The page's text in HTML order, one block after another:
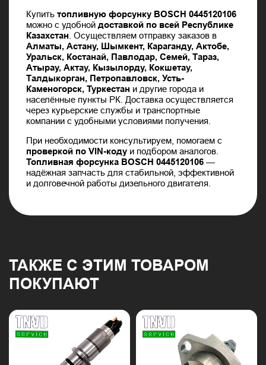
Купитьтопливную форсунку BOSCH 0445120106
можно с удобнойдоставкой по всей Республике
Казахстан . Осуществляем отправку заказов в
Алматы, Астану, Шымкент, Караганду, Актобе,
Уральск, Костанай, Павлодар, Семей, Тараз,
Атырау, Актау, Кызылорду, Кокшетау,
Талдыкорган, Петропавловск, Усть-
Каменогорск, Туркестан и другие города и
населённые пункты РК. Доставка осуществляется
через курьерские службы и транспортные
компании с удобными условиями получения.
При необходимости консультируем, помогаем с
проверкой по VIN-коду и подбором аналогов.
Топливная форсунка BOSCH 0445120106 —
надёжная запчасть для стабильной, эффективной
и долговечной работы дизельного двигателя.
ТАКЖЕ С ЭТИМ ТОВАРОМ
ПОКУПАЮТ